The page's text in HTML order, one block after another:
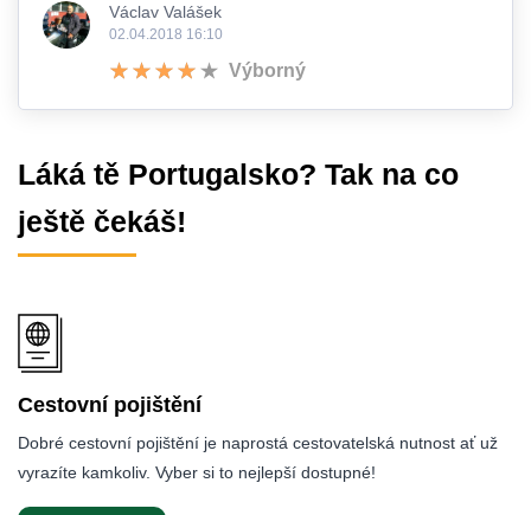
Václav Valášek
02.04.2018 16:10
Výborný
Láká tě Portugalsko? Tak na co
ještě čekáš!
Cestovní pojištění
Dobré cestovní pojištění je naprostá cestovatelská nutnost ať už
vyrazíte kamkoliv. Vyber si to nejlepší dostupné!